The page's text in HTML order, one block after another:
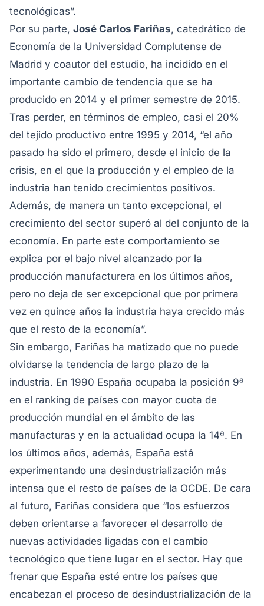
tecnológicas”.
Por su parte, José Carlos Fariñas, catedrático de
Economía de la Universidad Complutense de
Madrid y coautor del estudio, ha incidido en el
importante cambio de tendencia que se ha
producido en 2014 y el primer semestre de 2015.
Tras perder, en términos de empleo, casi el 20%
del tejido productivo entre 1995 y 2014, “el año
pasado ha sido el primero, desde el inicio de la
crisis, en el que la producción y el empleo de la
industria han tenido crecimientos positivos.
Además, de manera un tanto excepcional, el
crecimiento del sector superó al del conjunto de la
economía. En parte este comportamiento se
explica por el bajo nivel alcanzado por la
producción manufacturera en los últimos años,
pero no deja de ser excepcional que por primera
vez en quince años la industria haya crecido más
que el resto de la economía”.
Sin embargo, Fariñas ha matizado que no puede
olvidarse la tendencia de largo plazo de la
industria. En 1990 España ocupaba la posición 9ª
en el ranking de países con mayor cuota de
producción mundial en el ámbito de las
manufacturas y en la actualidad ocupa la 14ª. En
los últimos años, además, España está
experimentando una desindustrialización más
intensa que el resto de países de la OCDE. De cara
al futuro, Fariñas considera que “los esfuerzos
deben orientarse a favorecer el desarrollo de
nuevas actividades ligadas con el cambio
tecnológico que tiene lugar en el sector. Hay que
frenar que España esté entre los países que
encabezan el proceso de desindustrialización de la